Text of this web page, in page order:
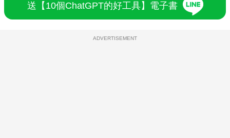
送【10個ChatGPT的好工具】電子書
ADVERTISEMENT